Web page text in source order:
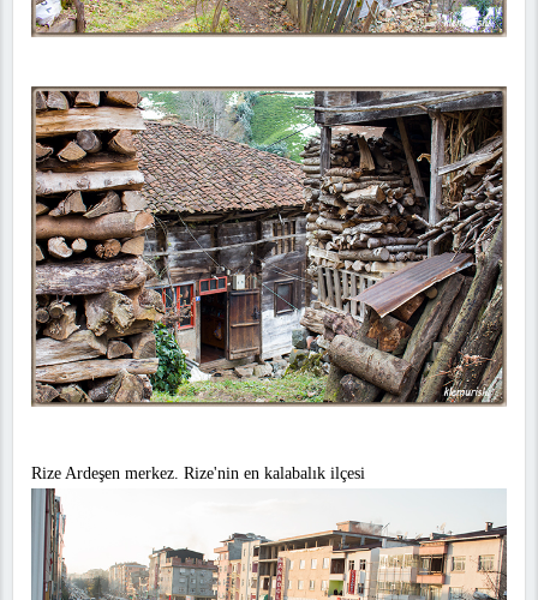
Rize Ardeşen merkez. Rize'nin en kalabalık ilçesi